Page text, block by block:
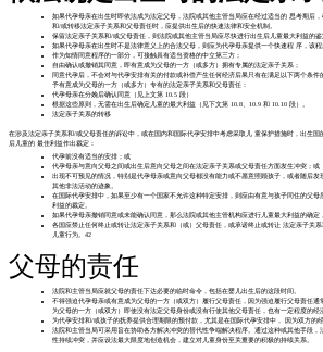
如果代孕母亲在出生时即依法成为法定父母，法院或其他主管当局应在经过适当的 思考期后
和/或转移法定亲子关系和父母责任时，应提供出生后的快速法律和安全机制。
保留法定亲子关系和/或父母责任，则法院或其他主管当局应尽快进行出生后儿童最大利益的鉴
如果代孕母亲在出生时不是法律意义上的合法父母，则应为代孕母亲提供一个快速程 序，该程
作为知情同意程序的一部分，可接触具有适当资格的中立第三方；
自由确认或撤销其同意，即有意成为父母的一方（或多方）拥有专属的法定亲子关系；
同意代孕后，不会对与代孕安排有关的付款或补偿产生任何经济后果只有在满足以下两个条
予有意成为父母的一方（或多方）专有的法定亲子关系和父母责任：
代孕母亲在分娩后确认同意（见上文第 10.5 段）
根据这些原则，无需在出生后确定儿童的最大利益（见下文第 10.8、10.9 和 10.10 段）。
法定亲子关系的转移
在涉及法定亲子关系和/或父母责任的诉讼中，或在国内和国际代孕安排中考虑采取儿 童保护措施时，出生
后儿童的 最佳利益作出裁定：
代孕前没有适当的安排；或
代孕母亲与意向父母之间或出生后意向父母之间在法定亲子关系或父母责任方面发生冲突；或
出现不可预见的情况，特别是代孕母亲或意向父母都没有能力或不愿意照顾孩子，或者随后
其他非法活动的迹象。
在国际代孕安排中，如果至少有一个国家不允许这种特定安排，则应由有意与孩子同住的父
利益的裁定。
如果代孕母亲撤销同意或未能确认同意，那么法院或其他主管机构应进行儿童最大利益的确定
各国应禁止任何终止或转让法定亲子关系和（或）父母责任，或承诺终止或转让 法定亲子关
儿童行为。42
父母的责任
法院和主管当局应就父母的责任下达必要的临时命令，包括在婴儿出生后的这段时间。
不得强迫代孕母亲或有意成为父母的一方（或双方）履行父母责任，因为强迫履行父母责任
为父母的一方（或双方）即使没有法定父母身份或没有行使其他父母责任，也有一定程度的经
为代孕安排和/或孩子的抚养提供合理期限的预付款，尤其是在国际代孕安排中， 因为双方的
法院和主管当局可采用旨在协助各方解决冲突的替代性争端解决程序。通过这种或其他手段
性持续冲突，并应设法最大限度地创造机会，建立对儿童身份至关重要的积极的持续关系。